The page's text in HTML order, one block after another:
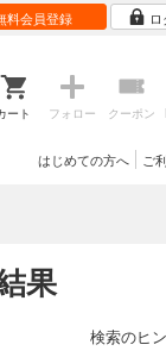
料会員登録
ート フォロー クーポン
ご
はじめての方へ
果
検索のヒ